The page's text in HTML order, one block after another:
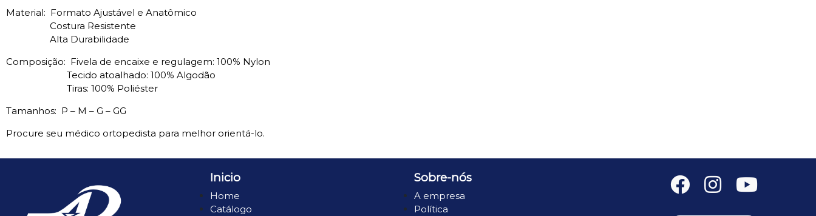
Material: Formato Ajustável e Anatômico
Costura Resistente
Alta Durabilidade
Composição: Fivela de encaixe e regulagem: 100% Nylon
Tecido atoalhado: 100% Algodão
Tiras: 100% Poliéster
Tamanhos: P – M – G – GG
Procure seu médico ortopedista para melhor orientá-lo.
Inicio
Home
Catálogo
Sobre-nós
A empresa
Política